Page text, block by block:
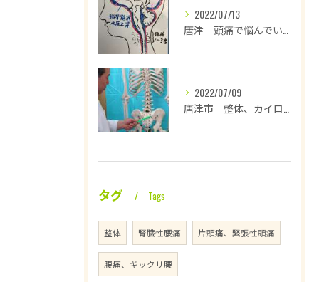
2022/07/13
2022/07/09
タグ Tags
整体 腎臓性腰痛 片頭痛、緊張性頭痛
腰痛、ギックリ腰